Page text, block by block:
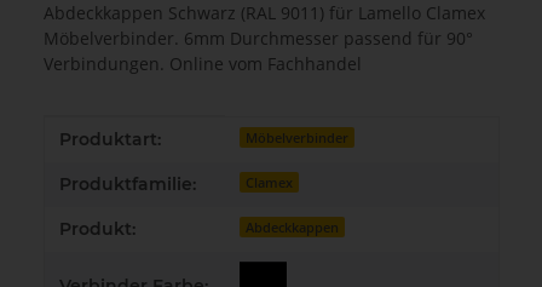
Abdeckkappen Schwarz (RAL 9011) für Lamello Clamex
Möbelverbinder. 6mm Durchmesser passend für 90°
Verbindungen. Online vom Fachhandel
Produkteigenschaft
Wert
Produktart: Möbelverbinder
Produktfamilie: Clamex
Produkt: Abdeckkappen